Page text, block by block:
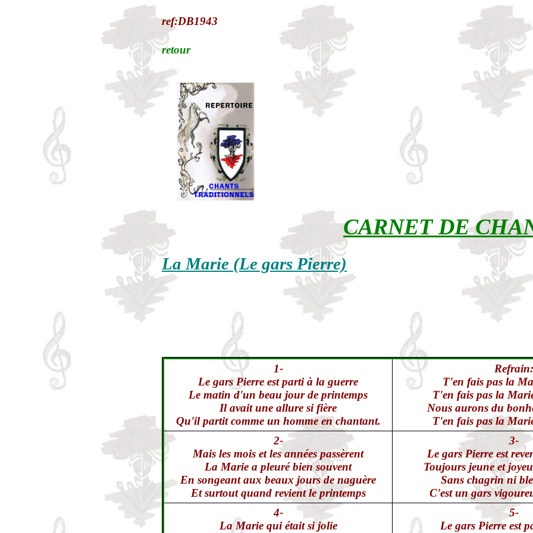
ref:DB1943
retour
CARNET DE
La Marie (Le gars Pierre)
1-
Le gars Pierre est parti à la guerre
Le matin d'un beau jour de printemps
Il avait une allure si fière
Qu'il partit comme un homme en chantant.
Refrain:
T'en fais pas la
T'en fais pas la
Nous aurons du
T'en fais pas la
2-
Mais les mois et les années passèrent
La Marie a pleuré bien souvent
En songeant aux beaux jours de naguère
Et surtout quand revient le printemps
3-
Le gars Pierre est
Toujours jeune et
Sans chagrin ni
C'est un gars
4-
La Marie qui était si jolie
5-
Le gars Pierre est